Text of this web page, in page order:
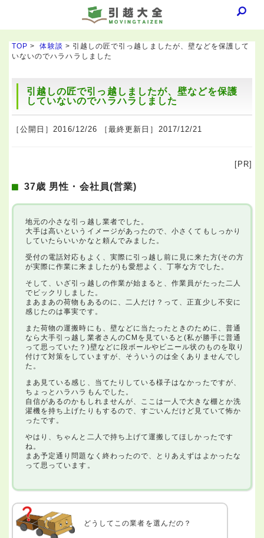
TOP >体験談 > 引越しの匠で引っ越しましたが、壁などを保護して
いないのでハラハラしました
引越しの匠で引っ越しましたが、壁などを保護
していないのでハラハラしました
［公開日］2016/12/26 ［最終更新日］2017/12/21
[PR]
37歳 男性・会社員(営業)
地元の小さな引っ越し業者でした。
大手は高いというイメージがあったので、小さくてもしっかり
していたらいいかなと頼んでみました。
受付の電話対応もよく、実際に引っ越し前に見に来た方(その方
が実際に作業に来ましたが)も愛想よく、丁寧な方でした。
そして、いざ引っ越しの作業が始まると、作業員がたった二人
でビックリしました。
まあまあの荷物もあるのに、二人だけ？って、正直少し不安に
感じたのは事実です。
また荷物の運搬時にも、壁などに当たったときのために、普通
なら大手引っ越し業者さんのCMを見ていると(私が勝手に普通
って思っていた？)壁などに段ボールやビニール状のものを取り
付けて対策をしていますが、そういうのは全くありませんでし
た。
まあ見ている感じ、当てたりしている様子はなかったですが、
ちょっとハラハラもんでした。
自信があるのかもしれませんが、ここは一人で大きな棚とか洗
濯機を持ち上げたりもするので、すごいんだけど見ていて怖か
ったです。
やはり、ちゃんと二人で持ち上げて運搬してほしかったです
ね。
まあ予定通り問題なく終わったので、とりあえずはよかったな
って思っています。
どうしてこの業者を選んだの？